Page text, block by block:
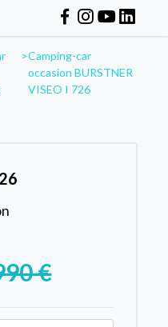
>Camping-car
occasion BURSTNER
VISEO I 726
€